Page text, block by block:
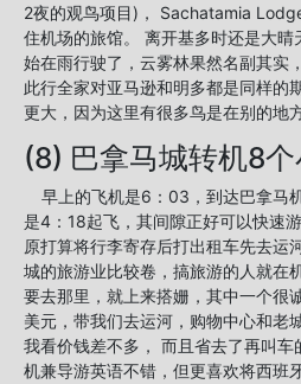
2夜的观鸟项目)， Sachatamia
住机场的旅馆。 离开基多时还是大
始在雨行驶了，云雾林果然名副其实
此行全家对亚马逊和明多都是同样的
更大，因为这里有很多鸟是在别的地
(8) 巴拿马城转机8
早上的飞机是6：03，到达巴拿马
是4：18起飞，其间隙正好可以快速
原打算将行李寄存后打出租车先去运
城的旅游业比较卷，搞旅游的人就在
要去那里，就上来搭姗，其中一个很
美元，带我们去运河，购物中心和老
我看价钱差不多， 而且省去了再叫车
机兼导游英语不错，但更喜欢将西班